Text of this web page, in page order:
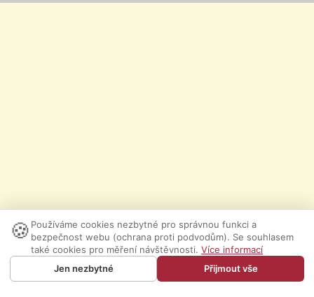
🍪 Používáme cookies nezbytné pro správnou funkci a
bezpečnost webu (ochrana proti podvodům). Se souhlasem
také cookies pro měření návštěvnosti. Více informací
Jen nezbytné
Přijmout vše